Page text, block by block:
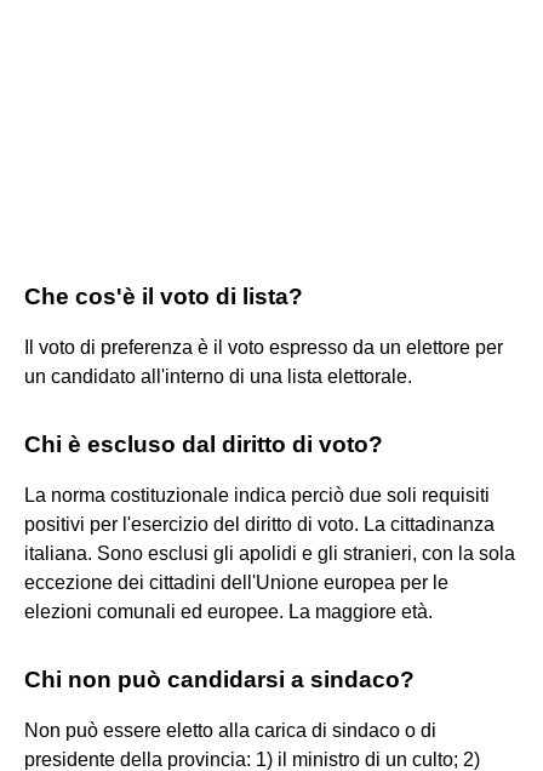
Che cos'è il voto di lista?
Il voto di preferenza è il voto espresso da un elettore per
un candidato all'interno di una lista elettorale.
Chi è escluso dal diritto di voto?
La norma costituzionale indica perciò due soli requisiti
positivi per l'esercizio del diritto di voto. La cittadinanza
italiana. Sono esclusi gli apolidi e gli stranieri, con la sola
eccezione dei cittadini dell'Unione europea per le
elezioni comunali ed europee. La maggiore età.
Chi non può candidarsi a sindaco?
Non può essere eletto alla carica di sindaco o di
presidente della provincia: 1) il ministro di un culto; 2)